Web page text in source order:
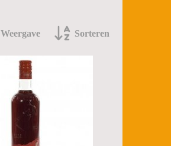
Weergave Sorteren